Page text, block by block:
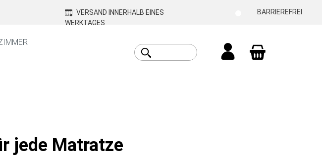
VERSAND INNERHALB EINES
WERKTAGES
BARRIEREFREI
jede Matratze